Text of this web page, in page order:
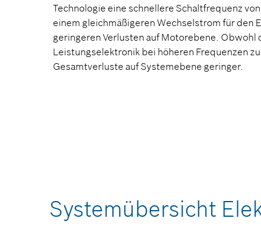
Technologie eine schnellere Schaltfrequenz
einem gleichmäßigeren Wechselstrom für den
geringeren Verlusten auf Motorebene. Obwohl
Leistungselektronik bei höheren Frequenzen
Gesamtverluste auf Systemebene geringer.
Systemübersicht